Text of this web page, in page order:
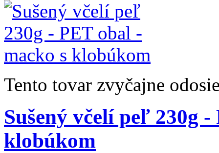
Tento tovar zvyčajne
Sušený včelí peľ 230g
klobúkom